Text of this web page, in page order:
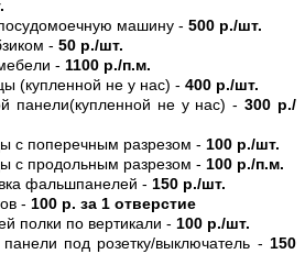
машину - 500 р./шт.
- 50 р./шт.
- 1100 р./п.м.
(купленной не у нас) - 400 р./шт.
панели(купленной не у нас) -300 р./
с поперечным разрезом - 100 р./шт.
с продольным разрезом - 100 р./п.м.
фальшпанелей - 150 р./шт.
- 100 р. за 1 отверстие
полки по вертикали - 100 р./шт.
под розетку/выключатель - 150